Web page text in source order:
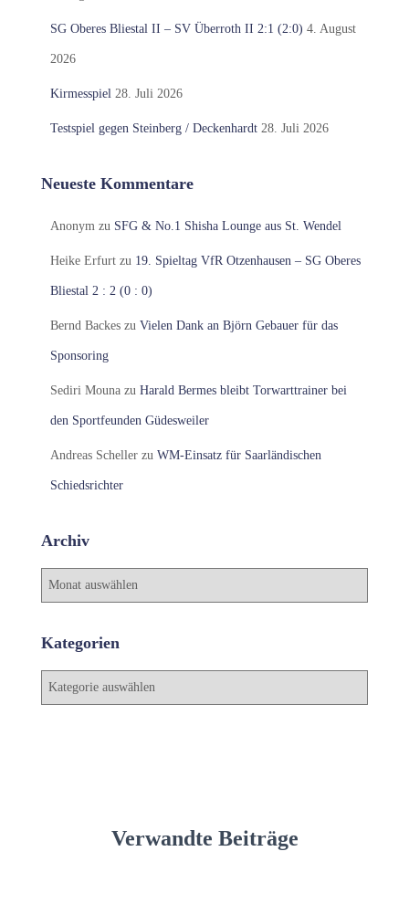
SG Oberes Bliestal II – SV Überroth II 2:1 (2:0) 4. August
2026
Kirmesspiel 28. Juli 2026
Testspiel gegen Steinberg / Deckenhardt 28. Juli 2026
Neueste Kommentare
Anonym zu SFG & No.1 Shisha Lounge aus St. Wendel
Heike Erfurt zu 19. Spieltag VfR Otzenhausen – SG Oberes
Bliestal 2 : 2 (0 : 0)
Bernd Backes zu Vielen Dank an Björn Gebauer für das
Sponsoring
Sediri Mouna zu Harald Bermes bleibt Torwarttrainer bei
den Sportfeunden Güdesweiler
Andreas Scheller zu WM-Einsatz für Saarländischen
Schiedsrichter
Archiv
A
h
Kategorien
K
Verwandte Beiträge